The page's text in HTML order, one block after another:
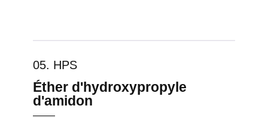
05. HPS
Éther d'hydroxypropyle
d'amidon